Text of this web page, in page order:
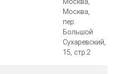
Москва,
пер.
Большой
Сухаревский,
15, стр.2